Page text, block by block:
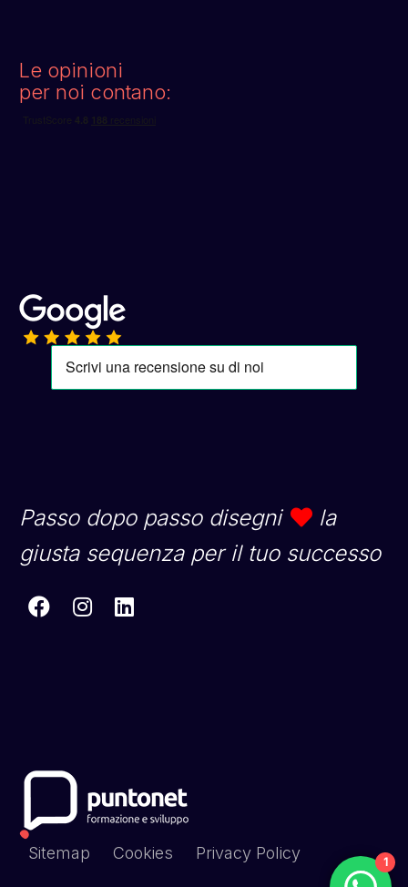
Le opinioni
per noi contano:
Passo dopo passo disegni
la
giusta sequenza per il tuo successo
Sitemap Cookies Privacy Policy
1